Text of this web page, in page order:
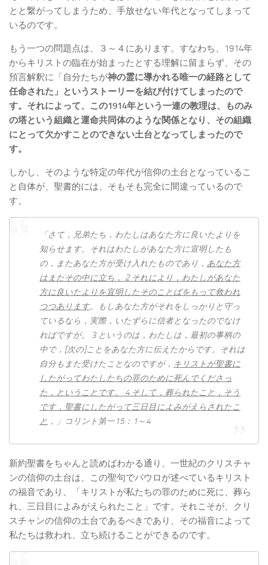
とと繋がってしまうため、手放せない年代となってしまって
いるのです。
もう一つの問題点は、３～４にあります。すなわち、1914年
からキリストの臨在が始まったとする理解に留まらず、その
預言解釈に「自分たちが神の霊に導かれる唯一の経路として
任命された」というストーリーを結び付けてしまったので
す。それによって、この1914年という一連の教理は、ものみ
の塔という組織と運命共同体のような関係となり、その組織
にとって欠かすことのできない土台となってしまったので
す。
しかし、そのような特定の年代が信仰の土台となっているこ
と自体が、聖書的には、そもそも完全に間違っているので
す。
「さて，兄弟​たち，わたし​は​あなた方​に​良い​たより​を​
知らせ​ます。それ​は​わたし​が​あなた方​に​宣明​し​た​も
の，また​あなた方​が​受け入れ​た​もの​で​あり， あなた方​
は​また​その​中​に​立ち，
2 それ​に​より，わたし​が​あなた
方​に​良い​たより​を​宣明​し​た​その​ことば​を​もっ​て​救わ​れ​
つつ​あり​ます。もし​あなた方​が​それ​を​しっかり​と​守っ​
て​いる​なら，実際，いたずら​に​信者​と​なっ​た​の​で​なけ
れ​ば​です​が。 3 というのは，わたし​は，最初​の​事柄​の​
中​で，[次​の]こと​を​あなた方​に​伝え​た​から​です。それ​は​
自分​も​また​受け​た​こと​な​の​です​が， キリスト​が​聖書​に​
したがって​わたしたち​の​罪​の​ため​に​死ん​で​くださっ​
た，と​いう​こと​です。
4 そして，葬ら​れ​た​こと，そう​
です，聖書​に​したがって​三​日​目​に​よみがえらさ​れ​た​こ
と ，」コリント第一15：1～4
新約聖書をちゃんと読めばわかる通り、一世紀のクリスチャ
ンの信仰の土台は、この聖句でパウロが述べているキリスト
の福音であり、「キリストが私たちの罪のために死に、葬ら
れ、三日目によみがえられたこと」です。それこそが、クリ
スチャンの信仰の土台であるべきであり、その福音によって
私たちは救われ、立ち続けることができるのです。